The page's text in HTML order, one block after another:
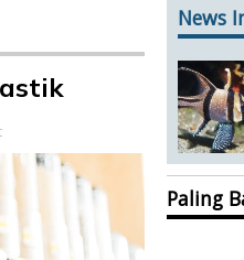
News
Paling